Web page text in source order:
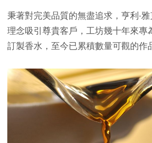
秉著對完美品質的無盡追求，亨利‧
理念吸引尊貴客戶，工坊幾十年來專
訂製香水，至今已累積數量可觀的作